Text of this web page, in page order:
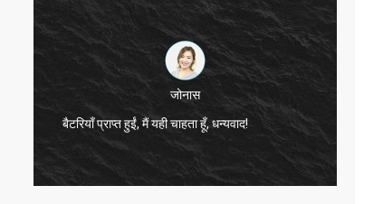
फैब्रिकियो मेंडोंका
बिक्री प्रबंधक, एंटोनियो, अच्छी सेवा!!!